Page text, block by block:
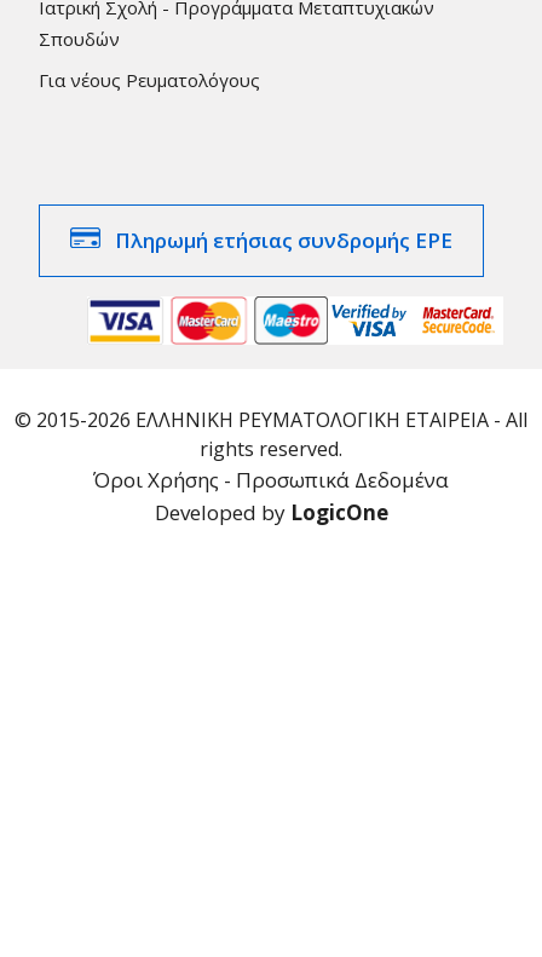
Ιατρική Σχολή - Προγράμματα Μεταπτυχιακών
Σπουδών
Για νέους Ρευματολόγους
Πληρωμή ετήσιας συνδρομής ΕΡΕ
© 2015-2026 ΕΛΛΗΝΙΚΗ ΡΕΥΜΑΤΟΛΟΓΙΚΗ ΕΤΑΙΡΕΙΑ - All
rights reserved.
Όροι Χρήσης - Προσωπικά Δεδομένα
Developed by LogicOne